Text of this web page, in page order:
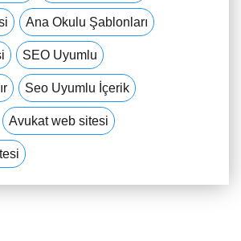
Ana Okulu Şablonları
SEO Uyumlu
Seo Uyumlu İçerik
Avukat web sitesi